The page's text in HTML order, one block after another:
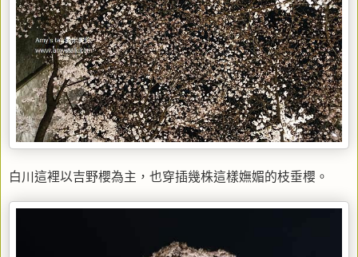
白川這裡以吉野櫻為主，也穿插幾株這樣嫵媚的枝垂櫻。